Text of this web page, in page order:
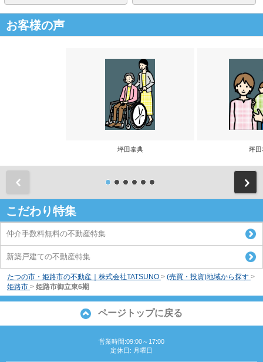
お客様の声
坪田泰典 坪田
こだわり特集
仲介手数料無料の不動産特集
新築戸建ての不動産特集
たつの市・姫路市の不動産｜株式会社TATSUNO > (売買・投資)地域から探す >
姫路市 > 姫路市御立東6期
ページトップに戻る
営業時間:09:00～17:00
定休日: 月曜日